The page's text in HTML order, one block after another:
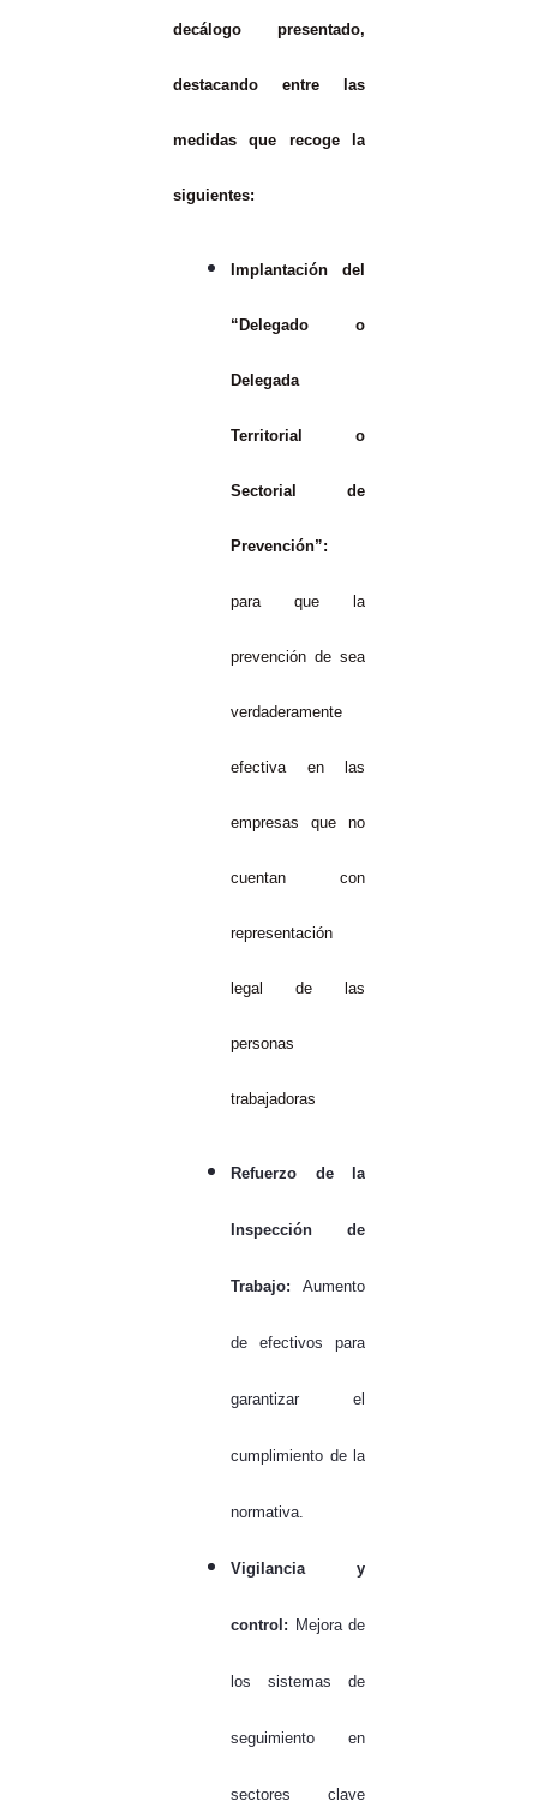
decálogo presentado,
destacando entre las
medidas que recoge la
siguientes:
Implantación del
“Delegado o
Delegada
Territorial o
Sectorial de
Prevención”:
para que la
prevención de sea
verdaderamente
efectiva en las
empresas que no
cuentan con
representación
legal de las
personas
trabajadoras
Refuerzo de la
Inspección de
Trabajo: Aumento
de efectivos para
garantizar el
cumplimiento de la
normativa.
Vigilancia y
control: Mejora de
los sistemas de
seguimiento en
sectores clave